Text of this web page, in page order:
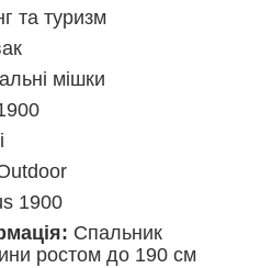
та туризм
мішки
1900
Спальник
ростом до 190 см